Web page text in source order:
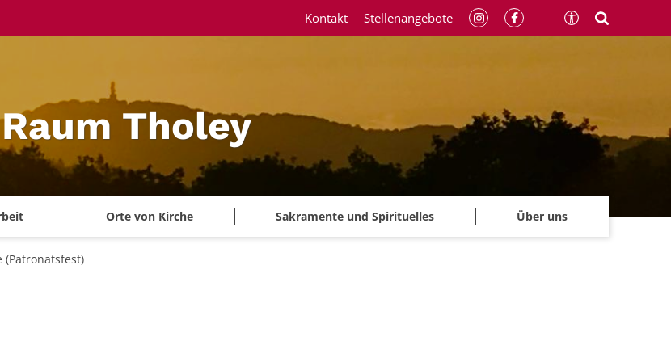
Tholey
Orte von Kirche Sakramente und Spirituelles Über uns
Kontakt Stellenangebote
(Patronatsfest)